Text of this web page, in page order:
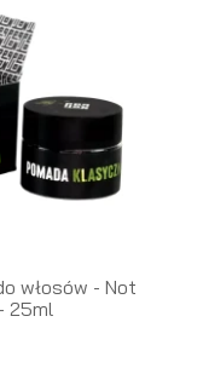
włosów - Not
25ml